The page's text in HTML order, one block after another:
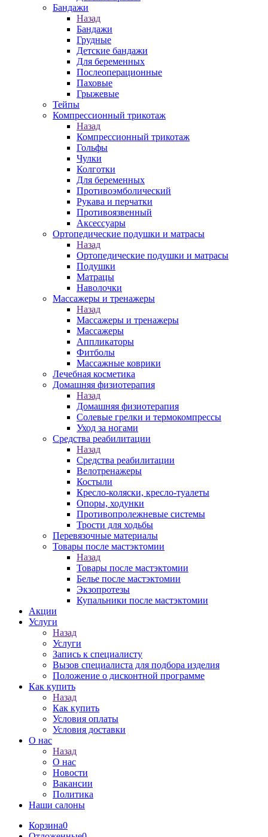
Бандажи
Назад
Бандажи
Грудные
Детские бандажи
Для беременных
Послеоперационные
Паховые
Грыжевые
Тейпы
Компрессионный трикотаж
Назад
Компрессионный трикотаж
Гольфы
Чулки
Колготки
Для беременных
Противоэмболический
Рукава и перчатки
Противоязвенный
Аксессуары
Ортопедические подушки и матрасы
Назад
Ортопедические подушки и матрасы
Подушки
Матрацы
Наволочки
Массажеры и тренажеры
Назад
Массажеры и тренажеры
Массажеры
Аппликаторы
Фитболы
Массажные коврики
Лечебная косметика
Домашняя физиотерапия
Назад
Домашняя физиотерапия
Солевые грелки и термокомпрессы
Уход за ногами
Средства реабилитации
Назад
Средства реабилитации
Велотренажеры
Костыли
Кресло-коляски, кресло-туалеты
Опоры, ходунки
Противопролежневые системы
Трости для ходьбы
Перевязочные материалы
Товары после мастэктомии
Назад
Товары после мастэктомии
Белье после мастэктомии
Экзопротезы
Купальники после мастэктомии
Акции
Услуги
Назад
Услуги
Запись к специалисту
Вызов специалиста для подбора изделия
Положение о дисконтной программе
Как купить
Назад
Как купить
Условия оплаты
Условия доставки
О нас
Назад
О нас
Новости
Вакансии
Политика
Наши салоны
Корзина0